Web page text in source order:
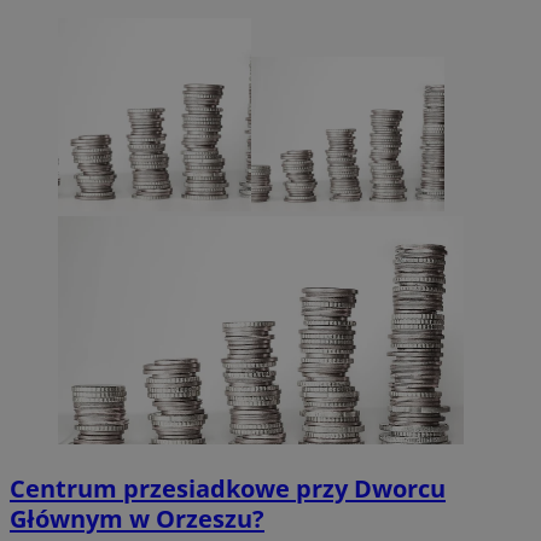
Centrum przesiadkowe przy Dworcu
Głównym w Orzeszu?